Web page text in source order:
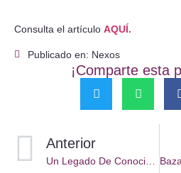
Consulta el artículo AQUÍ.
Publicado en: Nexos
¡Comparte esta
Anterior